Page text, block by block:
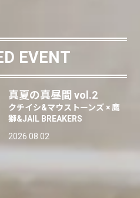
EVENT
真夏の真昼間 vol.2
クチイシ&マウストーンズ × 鷹
獅&JAIL BREAKERS
2026.08.02